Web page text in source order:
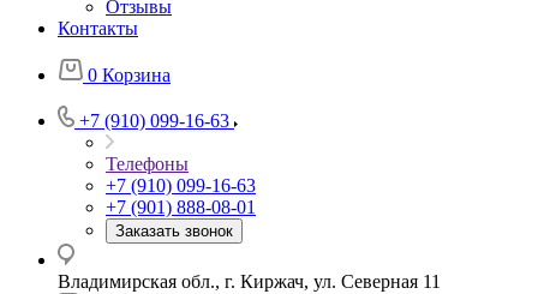
Отзывы
Контакты
0 Корзина
+7 (910) 099-16-63
Телефоны
+7 (910) 099-16-63
+7 (901) 888-08-01
Заказать звонок
Владимирская обл., г. Киржач, ул. Северная 11